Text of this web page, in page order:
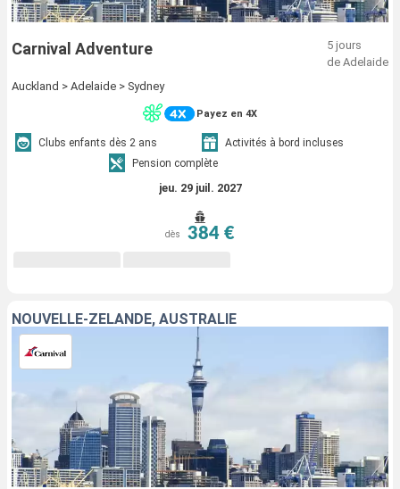
Carnival Adventure
5 jours
de Adelaide
Auckland > Adelaide > Sydney
Payez en 4X
Clubs enfants dès 2 ans
Activités à bord incluses
Pension complète
jeu. 29 juil. 2027
dès 384 €
NOUVELLE-ZÉLANDE, AUSTRALIE